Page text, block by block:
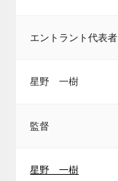
エントラント代表者
星野 一樹
監督
星野 一樹